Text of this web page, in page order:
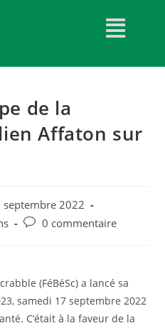
de la
Affaton sur
septembre 2022
0 commentaire
(FéBéSc) a lancé sa
samedi 17 septembre 2022
C’était à la faveur de la